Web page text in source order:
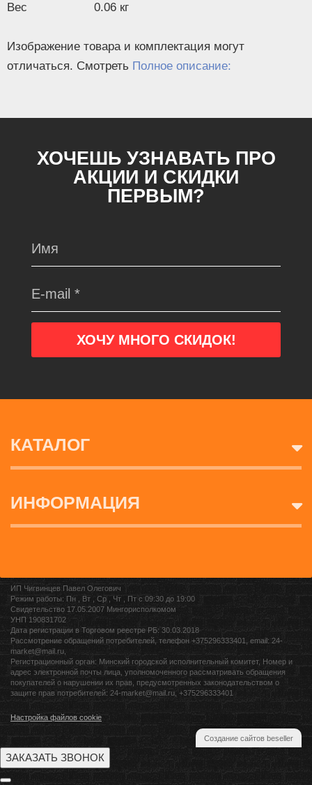
Вес
0.06 кг
Изображение товара и комплектация могут
отличаться. Смотреть Полное описание:
ХОЧЕШЬ УЗНАВАТЬ ПРО
АКЦИИ И СКИДКИ
ПЕРВЫМ?
КАТАЛОГ
ИНФОРМАЦИЯ
ИП Чигвинцев Павел Олегович
Режим работы: Пн , Вт , Ср , Чт , Пт c 09:30 до 19:00
Свидетельство 17.05.2007 Мингорисполкомом
УНП 190831702
Дата регистрации в Торговом реестре РБ: 30.03.2018
Рассмотрение обращений потребителей, телефон +375296333401, email: 24-
market@mail.ru,
Регистрационный орган: Минский городской исполнительный комитет, Номер и
адрес электронной почты лица, уполномоченного рассматривать обращения
покупателей о нарушении их прав, предусмотренных законодательством о
защите прав потребителей: 24-market@mail.ru, +375296333401
Настройка файлов cookie
Создание сайтов beseller
ЗАКАЗАТЬ ЗВОНОК